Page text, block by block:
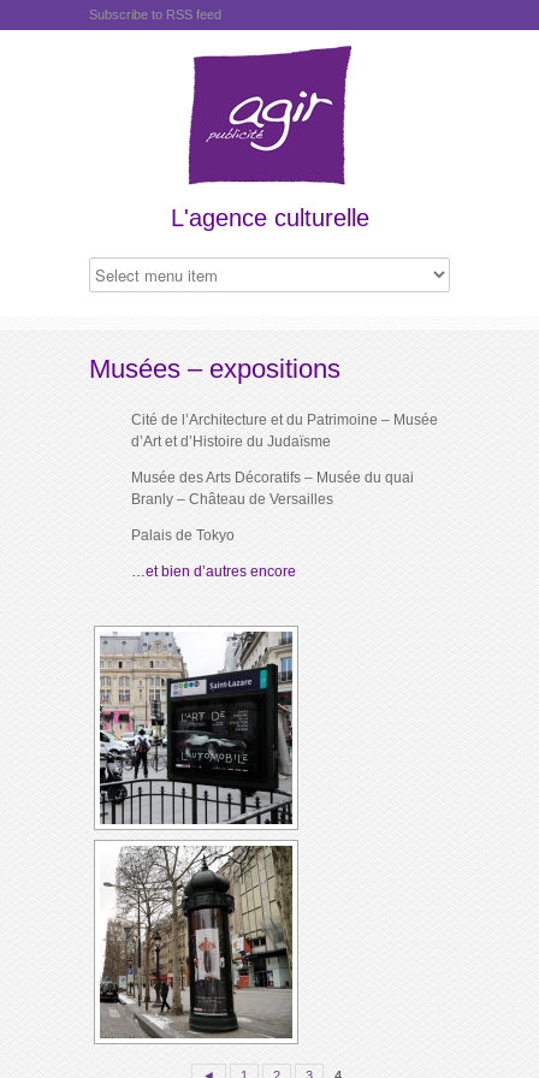
Subscribe to RSS feed
L'agence culturelle
Musées – expositions
Cité de l’Architecture et du Patrimoine – Musée
d’Art et d’Histoire du Judaïsme
Musée des Arts Décoratifs – Musée du quai
Branly – Château de Versailles
Palais de Tokyo
…et bien d’autres encore